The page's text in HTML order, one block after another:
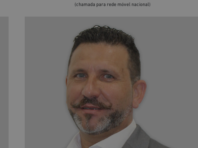
(chamada para rede móvel nacional)